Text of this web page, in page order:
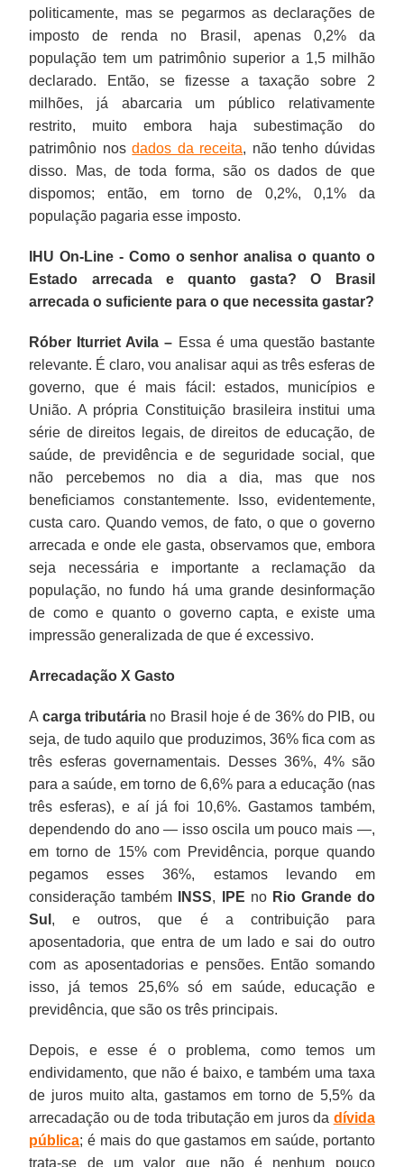
politicamente, mas se pegarmos as declarações de
imposto de renda no Brasil, apenas 0,2% da
população tem um patrimônio superior a 1,5 milhão
declarado. Então, se fizesse a taxação sobre 2
milhões, já abarcaria um público relativamente
restrito, muito embora haja subestimação do
patrimônio nosdados da receita, não tenho dúvidas
disso. Mas, de toda forma, são os dados de que
dispomos; então, em torno de 0,2%, 0,1% da
população pagaria esse imposto.
IHU On-Line - Como o senhor analisa o quanto o
Estado arrecada e quanto gasta? O Brasil
arrecada o suficiente para o que necessita gastar?
Róber Iturriet Avila – Essa é uma questão bastante
relevante. É claro, vou analisar aqui as três esferas de
governo, que é mais fácil: estados, municípios e
União. A própria Constituição brasileira institui uma
série de direitos legais, de direitos de educação, de
saúde, de previdência e de seguridade social, que
não percebemos no dia a dia, mas que nos
beneficiamos constantemente. Isso, evidentemente,
custa caro. Quando vemos, de fato, o que o governo
arrecada e onde ele gasta, observamos que, embora
seja necessária e importante a reclamação da
população, no fundo há uma grande desinformação
de como e quanto o governo capta, e existe uma
impressão generalizada de que é excessivo.
Arrecadação X Gasto
A carga tributária no Brasil hoje é de 36% do PIB, ou
seja, de tudo aquilo que produzimos, 36% fica com as
três esferas governamentais. Desses 36%, 4% são
para a saúde, em torno de 6,6% para a educação (nas
três esferas), e aí já foi 10,6%. Gastamos também,
dependendo do ano — isso oscila um pouco mais —,
em torno de 15% com Previdência, porque quando
pegamos esses 36%, estamos levando em
consideração também
INSS, IPE no Rio Grande do
Sul , e outros, que é a contribuição para
aposentadoria, que entra de um lado e sai do outro
com as aposentadorias e pensões. Então somando
isso, já temos 25,6% só em saúde, educação e
previdência, que são os três principais.
Depois, e esse é o problema, como temos um
endividamento, que não é baixo, e também uma taxa
de juros muito alta, gastamos em torno de 5,5% da
arrecadação ou de toda tributação em juros da dívida
pública; é mais do que gastamos em saúde, portanto
trata-se de um valor que não é nenhum pouco